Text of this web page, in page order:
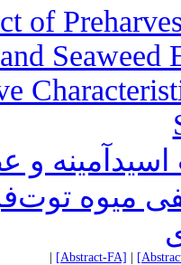
of
Seaweed
و
میوه
[Abstract-FA]